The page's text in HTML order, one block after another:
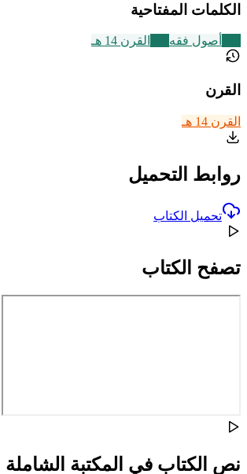
الكلمات المفتاحية
أصول فقه القرن 14 هـ
القرن
القرن 14 هـ
روابط التحميل
تحميل الكتاب
تصفح الكتاب
نص الكتاب في المكتبة الشاملة